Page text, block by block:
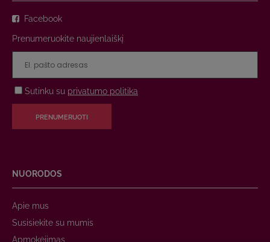
Facebook
Prenumeruokite naujienlaiškį
Sutinku su privatumo politika
PRENUMERUOTI
NUORODOS
Apie mus
Susisiekite su mumis
Apmokėjimas